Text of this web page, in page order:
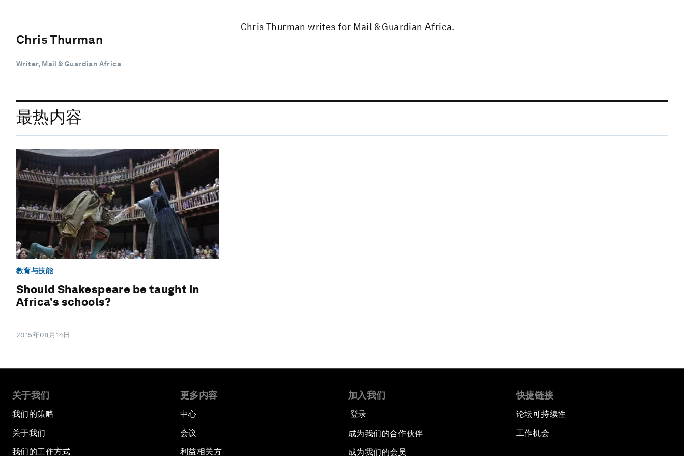
Chris Thurman
Writer, Mail & Guardian Africa
Chris Thurman writes for Mail & Guardian Africa.
最热内容
教育与技能
Should Shakespeare be taught in
Africa’s schools?
2015年08月14日
关于我们
我们的策略
关于我们
我们的工作方式
更多内容
中心
会议
利益相关方
加入我们
登录
成为我们的合作伙伴
成为我们的会员
快捷链接
论坛可持续性
工作机会